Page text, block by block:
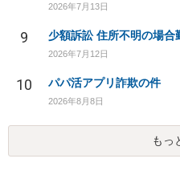
2026年7月13日
9 少額訴訟 住所不明の場合
2026年7月12日
10 パパ活アプリ詐欺の件
2026年8月8日
もっ